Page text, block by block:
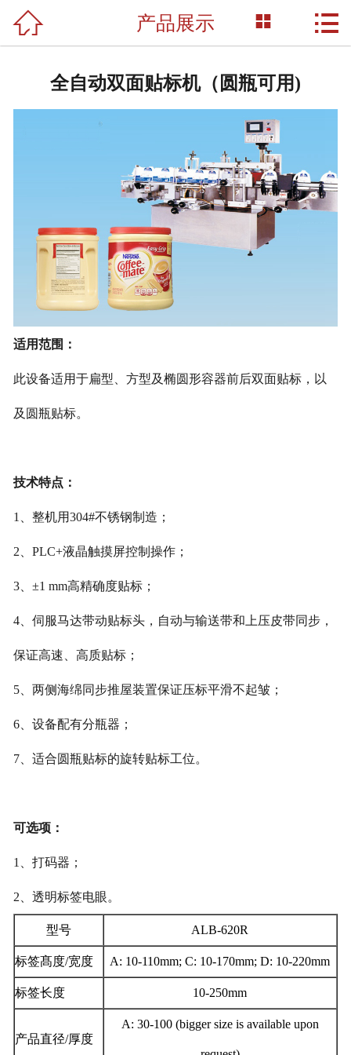
网站首页
新闻资讯
荣誉资质
成功案例
技术支持
 产品展示  
全自动双面贴标机（圆瓶可用)
适用范围 ：
此设备适用于扁型 方型及椭圆形容器前后双面贴标，以
及圆瓶贴标。
技术特点 ：
1 整机用304#不锈钢制 造 ；
2 PLC+液晶触摸屏控制操作；
3、 ±1 mm高精确度贴标；
4、 伺服马达带动贴标头，自动与输送带和上压皮带同步，
保证高速、高质贴标；
5、 两侧海绵同步推屋装置保证压标平滑不起皱；
6、 设备配有分瓶器 ；
7、 适合圆瓶贴标的旋转贴标工位。
可选项：
1 打码器 ；
2 透明标签电眼。
型号 ALB-620R
标签髙度/宽度 A: 10-110mm; C: 10-170mm; D: 10-220mm
标签长度 10-250mm
产品直径/厚度
A: 30-100 (bigger size is available upon